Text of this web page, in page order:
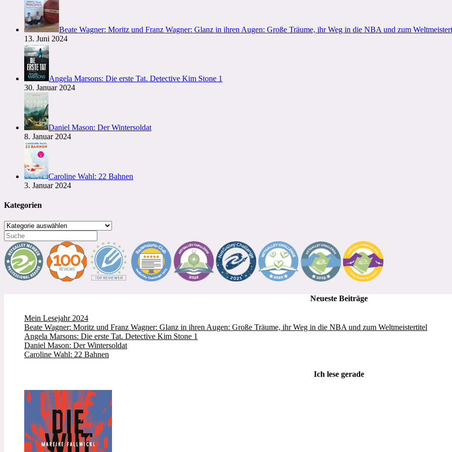
Beate Wagner: Moritz und Franz Wagner: Glanz in ihren Augen: Große Träume, ihr Weg in die NBA und zum
13. Juni 2024
Angela Marsons: Die erste Tat. Detective Kim Stone 1
30. Januar 2024
Daniel Mason: Der Wintersoldat
8. Januar 2024
Caroline Wahl: 22 Bahnen
3. Januar 2024
Kategorien
Kategorien
Neueste Beiträge
Mein Lesejahr 2024
Beate Wagner: Moritz und Franz Wagner: Glanz in ihren Augen: Große Träume, ihr Weg in die NBA und zum Weltmeistertitel
Angela Marsons: Die erste Tat. Detective Kim Stone 1
Daniel Mason: Der Wintersoldat
Caroline Wahl: 22 Bahnen
Ich lese gerade